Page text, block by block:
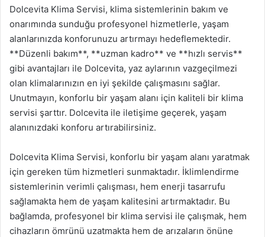
Dolcevita Klima Servisi, klima sistemlerinin bakım ve
onarımında sunduğu profesyonel hizmetlerle, yaşam
alanlarınızda konforunuzu artırmayı hedeflemektedir.
**Düzenli bakım**, **uzman kadro** ve **hızlı servis**
gibi avantajları ile Dolcevita, yaz aylarının vazgeçilmezi
olan klimalarınızın en iyi şekilde çalışmasını sağlar.
Unutmayın, konforlu bir yaşam alanı için kaliteli bir klima
servisi şarttır. Dolcevita ile iletişime geçerek, yaşam
alanınızdaki konforu artırabilirsiniz.
Dolcevita Klima Servisi, konforlu bir yaşam alanı yaratmak
için gereken tüm hizmetleri sunmaktadır. İklimlendirme
sistemlerinin verimli çalışması, hem enerji tasarrufu
sağlamakta hem de yaşam kalitesini artırmaktadır. Bu
bağlamda, profesyonel bir klima servisi ile çalışmak, hem
cihazların ömrünü uzatmakta hem de arızaların önüne